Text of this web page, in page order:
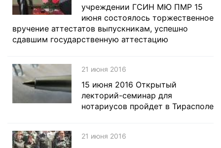
учреждении ГСИН МЮ ПМР 15
июня состоялось торжественное
вручение аттестатов выпускникам, успешно
сдавшим государственную аттестацию
21 июня 2016
15 июня 2016 Открытый
лекторий-семинар для
нотариусов пройдет в Тирасполе
21 июня 2016